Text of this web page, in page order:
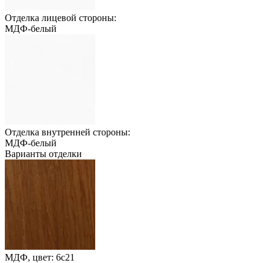
Отделка лицевой стороны:
МДФ-белый
Отделка внутренней стороны:
МДФ-белый
Варианты отделки
МДФ, цвет: 6с21